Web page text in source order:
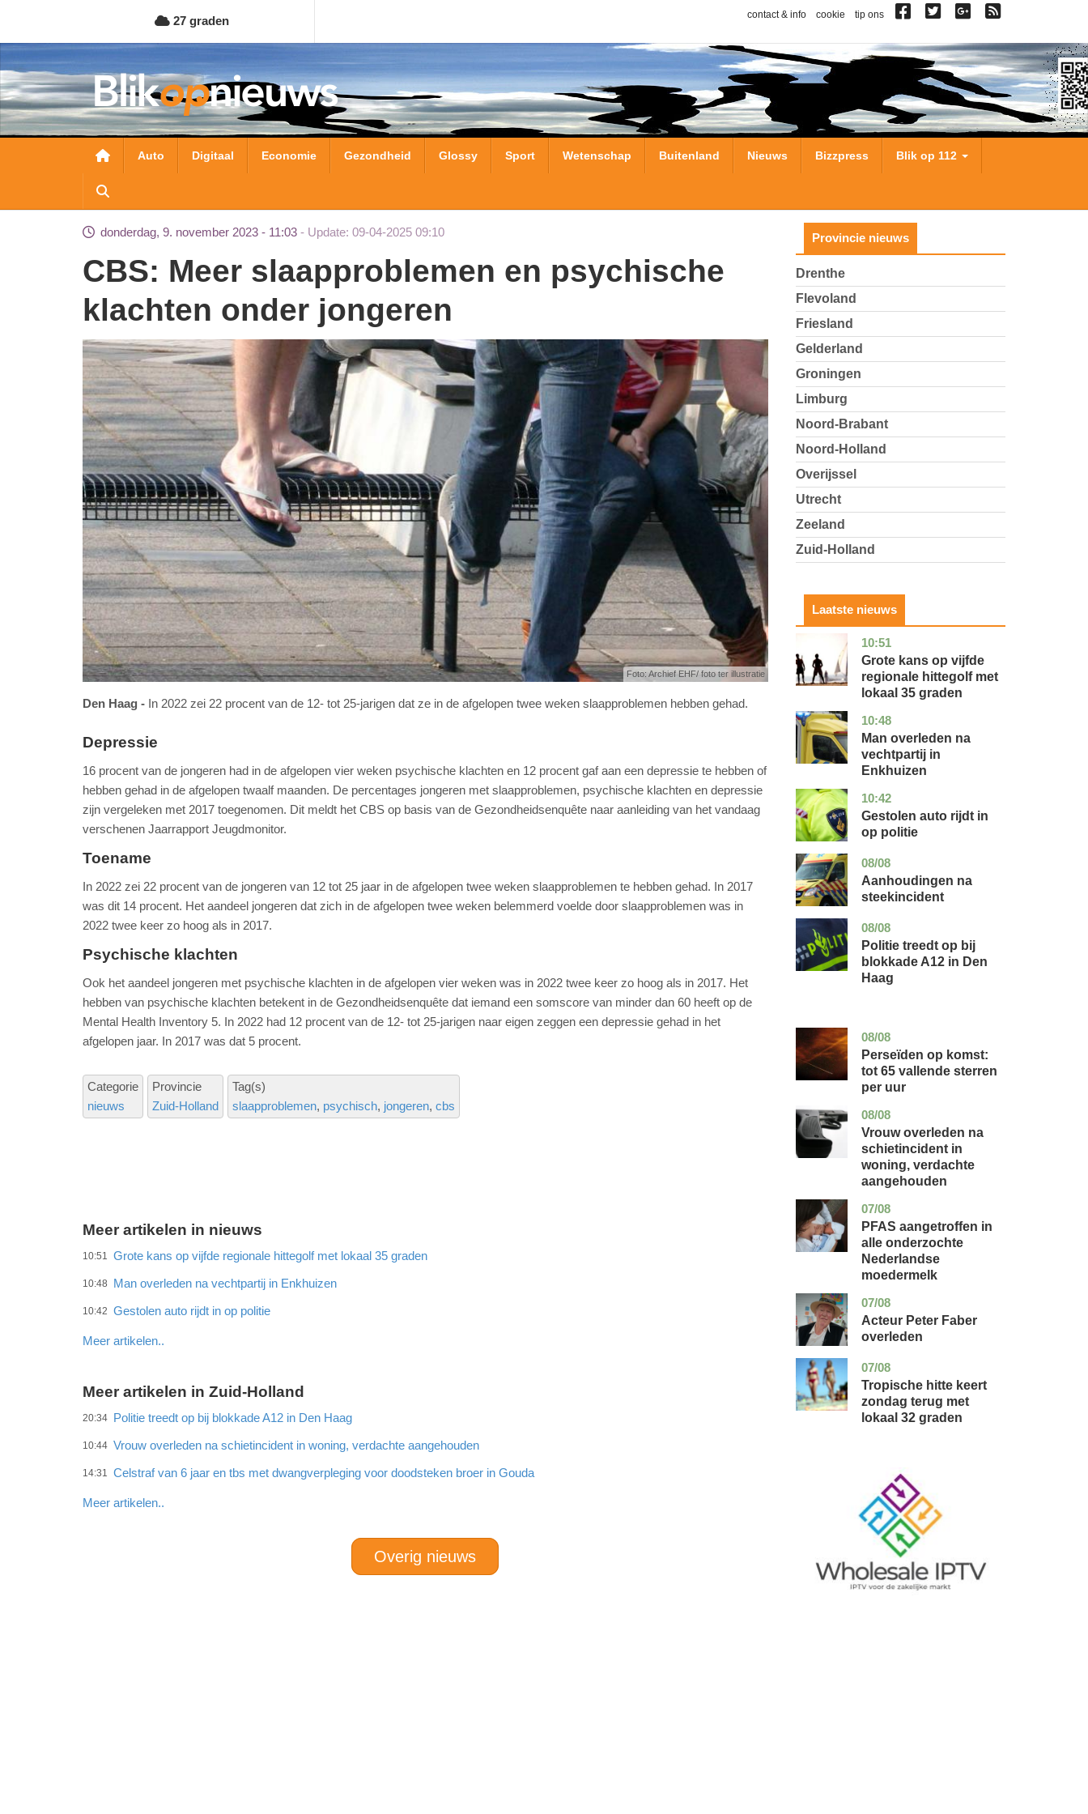
naar
de
inhoud
gaan
27 graden contact & info cookie tip ons
Hoofdnavigatie
Auto Digitaal Economie Gezondheid Glossy Sport Wetenschap Buitenland Nieuws Bizzpress Blik op 112
donderdag, 9. november 2023 - 11:03 Update: 09-04-2025 09:10
CBS: Meer slaapproblemen en psychische
klachten onder jongeren
Foto: Archief EHF/ foto ter illustratie
Den Haag In 2022 zei 22 procent van de 12- tot 25-jarigen dat ze in de afgelopen twee weken slaapproblemen hebben gehad.
Depressie
16 procent van de jongeren had in de afgelopen vier weken psychische klachten en 12 procent gaf aan een depressie te hebben of
hebben gehad in de afgelopen twaalf maanden. De percentages jongeren met slaapproblemen, psychische klachten en depressie
zijn vergeleken met 2017 toegenomen. Dit meldt het CBS op basis van de Gezondheidsenquête naar aanleiding van het vandaag
verschenen Jaarrapport Jeugdmonitor.
Toename
In 2022 zei 22 procent van de jongeren van 12 tot 25 jaar in de afgelopen twee weken slaapproblemen te hebben gehad. In 2017
was dit 14 procent. Het aandeel jongeren dat zich in de afgelopen twee weken belemmerd voelde door slaapproblemen was in
2022 twee keer zo hoog als in 2017.
Psychische klachten
Ook het aandeel jongeren met psychische klachten in de afgelopen vier weken was in 2022 twee keer zo hoog als in 2017. Het
hebben van psychische klachten betekent in de Gezondheidsenquête dat iemand een somscore van minder dan 60 heeft op de
Mental Health Inventory 5. In 2022 had 12 procent van de 12- tot 25-jarigen naar eigen zeggen een depressie gehad in het
afgelopen jaar. In 2017 was dat 5 procent.
Categorie
nieuws
Provincie
Zuid-Holland
Tag(s)
slaapproblemen psychisch jongeren cbs
Meer artikelen in nieuws
10:51 Grote kans op vijfde regionale hittegolf met lokaal 35 graden
10:48 Man overleden na vechtpartij in Enkhuizen
10:42 Gestolen auto rijdt in op politie
Meer artikelen..
Meer artikelen in Zuid-Holland
20:34 Politie treedt op bij blokkade A12 in Den Haag
10:44 Vrouw overleden na schietincident in woning, verdachte aangehouden
14:31 Celstraf van 6 jaar en tbs met dwangverpleging voor doodsteken broer in Gouda
Meer artikelen..
Overig nieuws
Provincie nieuws
Drenthe
Flevoland
Friesland
Gelderland
Groningen
Limburg
Noord-Brabant
Noord-Holland
Overijssel
Utrecht
Zeeland
Zuid-Holland
Laatste nieuws
10:51
utrecht
nieuws
Grote kans op vijfde
regionale hittegolf met
lokaal 35 graden
10:48
noord-
holland
nieuws
Man overleden na
vechtpartij in
Enkhuizen
10:42
noord-
brabant
nieuws
Gestolen auto rijdt in
op politie
08/08
utrecht
nieuws
Aanhoudingen na
steekincident
08/08
zuid-
holland
nieuws
Politie treedt op bij
blokkade A12 in Den
Haag
08/08
utrecht
nieuws
Perseïden op komst:
tot 65 vallende sterren
per uur
08/08
zuid-
holland
nieuws
Vrouw overleden na
schietincident in
woning, verdachte
aangehouden
07/08
utrecht
gezondheid
PFAS aangetroffen in
alle onderzochte
Nederlandse
moedermelk
07/08
noord-
holland
glossy
Acteur Peter Faber
overleden
07/08
utrecht
nieuws
Tropische hitte keert
zondag terug met
lokaal 32 graden